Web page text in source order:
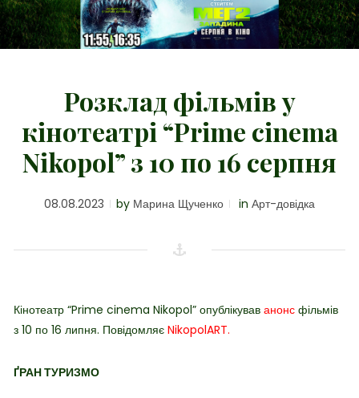
Розклад фільмів у
кінотеатрі “Prime cinema
Nikopol” з 10 по 16 серпня
08.08.2023 by Марина Щученко in Арт-довідка
Кінотеатр “Prime cinema Nikopol” опублікував анонсфільмів
з 10 по 16 липня. Повідомляє NikopolART.
ҐРАН ТУРИЗМО